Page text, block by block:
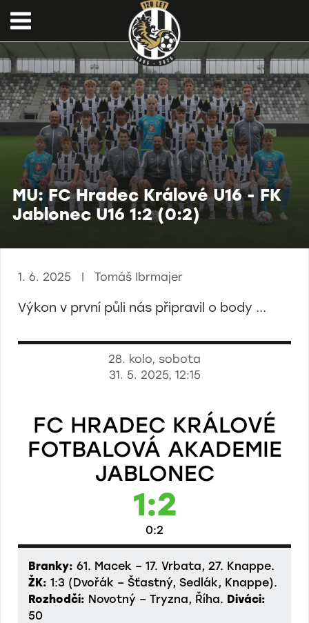
MU: FC Hradec Králové U16 - FK
Jablonec U16 1:2 (0:2)
1. 6. 2025 | Tomáš Ibrmajer
Výkon v první půli nás připravil o body ...
28. kolo, sobota
31. 5. 2025, 12:15
FC HRADEC KRÁLOVÉ
FOTBALOVÁ AKADEMIE
JABLONEC
1:2
0:2
Branky: 61. Macek – 17. Vrbata, 27. Knappe.
ŽK: 1:3 (Dvořák – Šťastný, Sedlák, Knappe).
Rozhodčí: Novotný – Tryzna, Říha. Diváci:
50